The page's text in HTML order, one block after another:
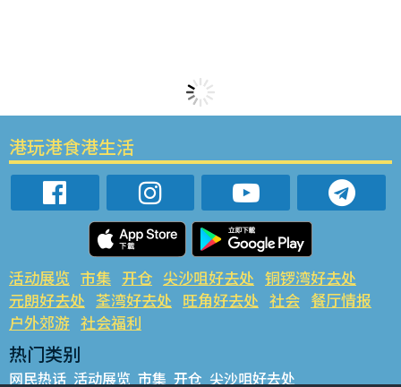
港玩港食港生活
活动展览 市集 开仓 尖沙咀好去处 铜锣湾好去处
元朗好去处 荃湾好去处 旺角好去处 社会 餐厅情报
户外郊游 社会福利
热门类别
网民热话 活动展览 市集 开仓 尖沙咀好去处